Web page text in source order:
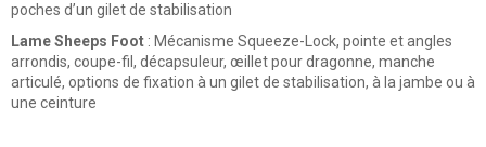
poches d’un gilet de stabilisation
Lame Sheeps Foot : Mécanisme Squeeze-Lock, pointe et angles
arrondis, coupe-fil, décapsuleur, œillet pour dragonne, manche
articulé, options de fixation à un gilet de stabilisation, à la jambe ou à
une ceinture